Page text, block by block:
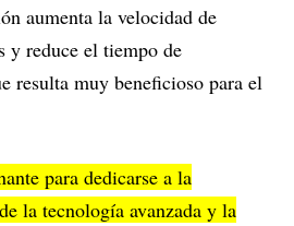
aumenta la velocidad de
y reduce el tiempo de
resulta muy beneficioso para el
para dedicarse a la
la tecnología avanzada y la